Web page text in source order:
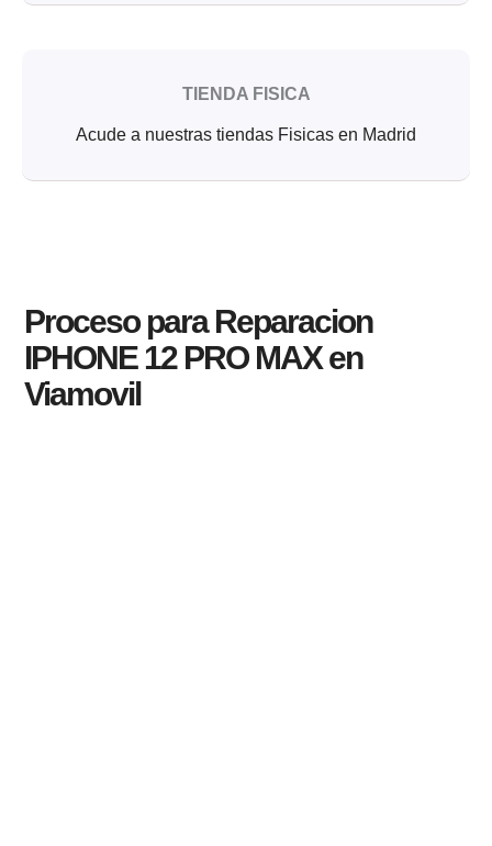
TIENDA FISICA
Acude a nuestras tiendas Fisicas en Madrid
Proceso para Reparacion
IPHONE 12 PRO MAX en
Viamovil